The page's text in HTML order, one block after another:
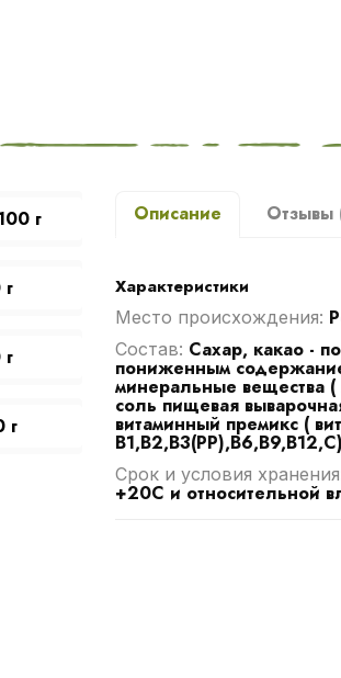
г
г
Описание Отзывы
Характеристики
Место происхождения:
Cостав: Сахар, какао -
пониженным
минеральные вещества (
соль пищевая
витаминный премикс (
Срок и условия
+20С и относительной